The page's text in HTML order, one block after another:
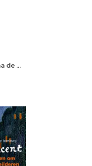
Giulia Manzi-Sabina de Gregori